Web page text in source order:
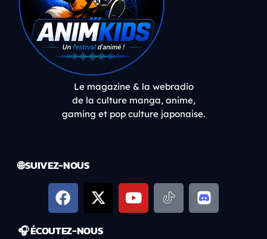
Le magazine & la webradio
de la culture manga, anime,
gaming et pop culture japonaise.
🌐 SUIVEZ-NOUS
🎧 ÉCOUTEZ-NOUS